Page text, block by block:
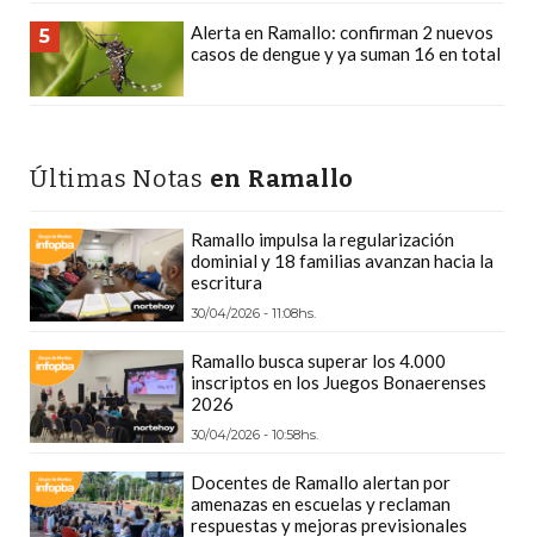
ONLINE
GRATIS
EN
VS
PLATAFORMAS
DE
VENTA
WHATSAPP
CÓMO
RECIBIR
DE
COMIDA
5
Alerta en Ramallo: confirman 2 nuevos
casos de dengue y ya suman 16 en total
Últimas Notas en Ramallo
Ramallo impulsa la regularización
dominial y 18 familias avanzan hacia la
escritura
30/04/2026 - 11:08hs.
Ramallo busca superar los 4.000
inscriptos en los Juegos Bonaerenses
2026
30/04/2026 - 10:58hs.
Docentes de Ramallo alertan por
amenazas en escuelas y reclaman
respuestas y mejoras previsionales